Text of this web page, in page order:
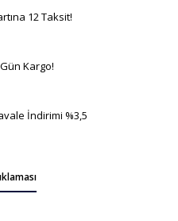
12 Taksit!
Kargo!
İndirimi %3,5